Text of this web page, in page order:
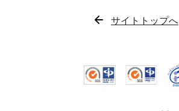
サイトトップへ